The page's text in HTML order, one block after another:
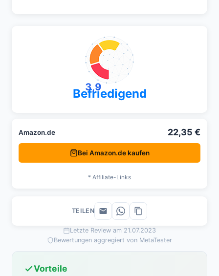
Letzte Review am 21.07.2023
Bewertungen aggregiert von MetaTester
Vorteile
3,9
Befriedigend
Amazon.de 22,35 €
Bei Amazon.de kaufen
* Affiliate-Links
TEILEN